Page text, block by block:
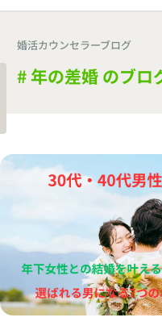
婚活カウンセラーブログ
# 年の差婚 のブロ